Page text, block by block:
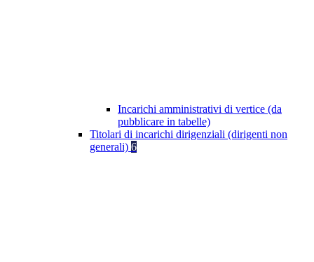
Incarichi amministrativi di vertice (da
pubblicare in tabelle)
Titolari di incarichi dirigenziali (dirigenti non
generali) 6